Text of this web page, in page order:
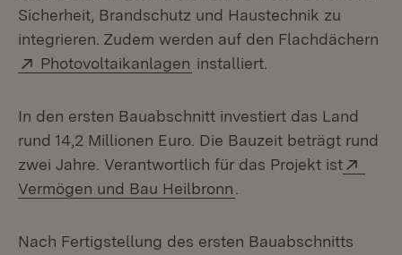
Sicherheit, Brandschutz und Haustechnik zu
integrieren. Zudem werden auf den Flachdächern
Extern:
Photovoltaikanlagen (Öffnet in neuem Fenster)
installiert.
In den ersten Bauabschnitt investiert das Land
rund 14,2 Millionen Euro. Die Bauzeit beträgt rund
zwei Jahre. Verantwortlich für das Projekt ist
Vermögen und Bau Heilbronn
Nach Fertigstellung des ersten Bauabschnitts